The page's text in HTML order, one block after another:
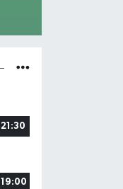
21:30
19:00